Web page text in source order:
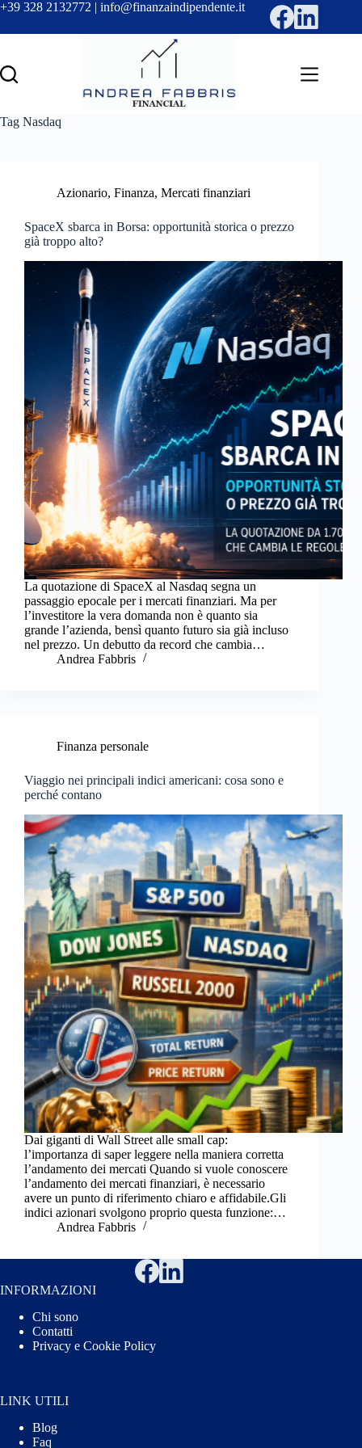
Salta
contenuto
+39 328 2132772 | info@finanzaindipendente.it
Tag Nasdaq
Azionario, Finanza, Mercati finanziari
SpaceX sbarca in Borsa: opportunità storica o prezzo
già troppo alto?
La quotazione di SpaceX al Nasdaq segna un
passaggio epocale per i mercati finanziari. Ma per
l’investitore la vera domanda non è quanto sia
grande l’azienda, bensì quanto futuro sia già incluso
nel prezzo. Un debutto da record che cambia…
Andrea Fabbris
Finanza personale
Viaggio nei principali indici americani: cosa sono e
perché contano
Dai giganti di Wall Street alle small cap:
l’importanza di saper leggere nella maniera corretta
l’andamento dei mercati Quando si vuole conoscere
l’andamento dei mercati finanziari, è necessario
avere un punto di riferimento chiaro e affidabile.Gli
indici azionari svolgono proprio questa funzione:…
Andrea Fabbris
INFORMAZIONI
Chi sono
Contatti
Privacy e Cookie Policy
LINK UTILI
Blog
Faq